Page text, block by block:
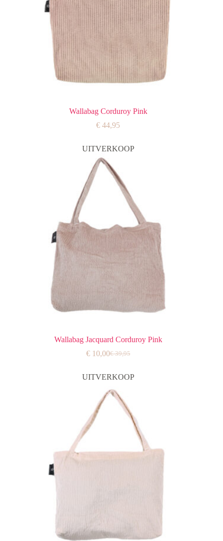
Wallabag Corduroy Pink
€ 44,95
UITVERKOOP
Wallabag Jacquard Corduroy Pink
€39,95
Oorspronkelijke
was:
€10,00Huidige
is:
UITVERKOOP